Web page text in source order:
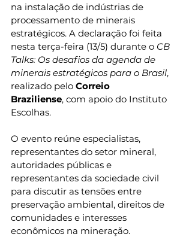
na instalação de indústrias de
processamento de minerais
estratégicos. A declaração foi feita
nesta terça-feira (13/5) durante o CB
Talks: Os desafios da agenda de
minerais estratégicos para o Brasil,
realizado pelo Correio
Braziliense, com apoio do Instituto
Escolhas.
O evento reúne especialistas,
representantes do setor mineral,
autoridades públicas e
representantes da sociedade civil
para discutir as tensões entre
preservação ambiental, direitos de
comunidades e interesses
econômicos na mineração.